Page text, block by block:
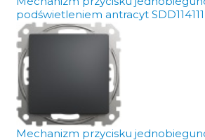
podświetleniem antracyt
Mechanizm przycisku